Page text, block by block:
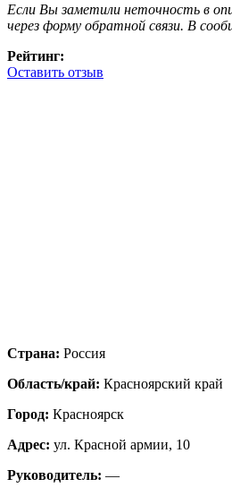
Если Вы заметили неточность в
через форму обратной связи. В
Рейтинг:
Оставить отзыв
Страна: Россия
Область/край: Красноярский край
Город: Красноярск
Адрес: ул. Красной армии, 10
Руководитель: —